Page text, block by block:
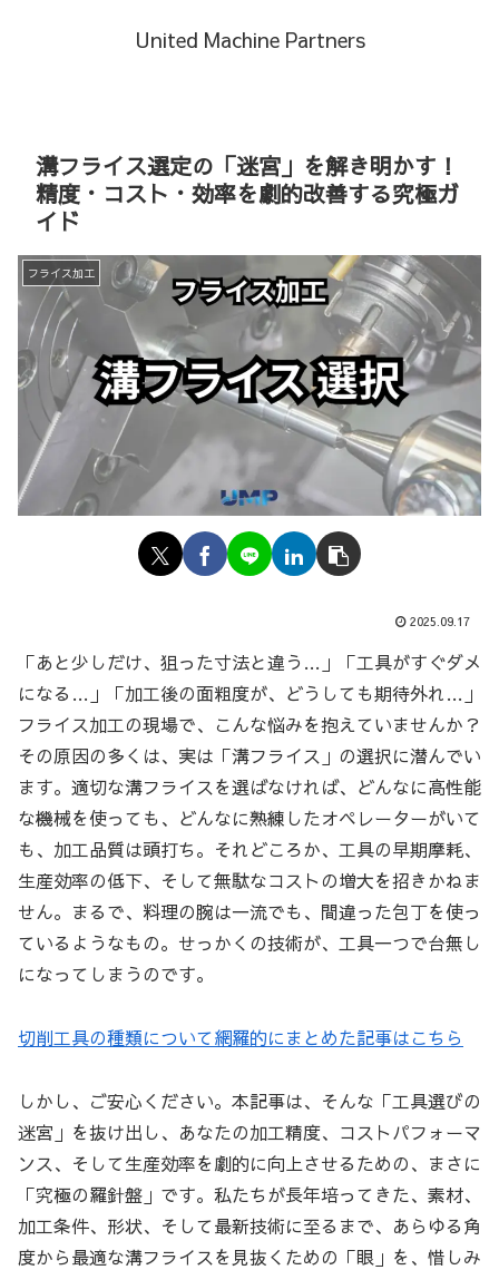
United Machine Partners
溝フライス選定の「迷宮」を解き明かす！
精度・コスト・効率を劇的改善する究極ガ
イド
フライス加工
2025.09.17
「あと少しだけ、狙った寸法と違う…」「工具がすぐダメ
になる…」「加工後の面粗度が、どうしても期待外れ…」
フライス加工の現場で、こんな悩みを抱えていませんか？
その原因の多くは、実は「溝フライス」の選択に潜んでい
ます。適切な溝フライスを選ばなければ、どんなに高性能
な機械を使っても、どんなに熟練したオペレーターがいて
も、加工品質は頭打ち。それどころか、工具の早期摩耗、
生産効率の低下、そして無駄なコストの増大を招きかねま
せん。まるで、料理の腕は一流でも、間違った包丁を使っ
ているようなもの。せっかくの技術が、工具一つで台無し
になってしまうのです。
切削工具の種類について網羅的にまとめた記事はこちら
しかし、ご安心ください。本記事は、そんな「工具選びの
迷宮」を抜け出し、あなたの加工精度、コストパフォーマ
ンス、そして生産効率を劇的に向上させるための、まさに
「究極の羅針盤」です。私たちが長年培ってきた、素材、
加工条件、形状、そして最新技術に至るまで、あらゆる角
度から最適な溝フライスを見抜くための「眼」を、惜しみ